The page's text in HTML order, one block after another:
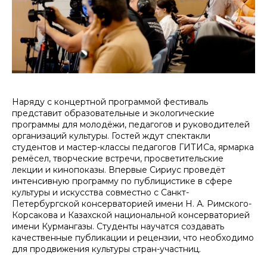
Наряду с концертной программой фестиваль
представит образовательные и экологические
программы для молодёжи, педагогов и руководителей
организаций культуры. Гостей ждут спектакли
студентов и мастер-классы педагогов ГИТИСа, ярмарка
ремёсел, творческие встречи, просветительские
лекции и кинопоказы. Впервые Сириус проведёт
интенсивную программу по публицистике в сфере
культуры и искусства совместно с Санкт-
Петербургской консерваторией имени Н. А. Римского-
Корсакова и Казахской национальной консерваторией
имени Курмангазы. Студенты научатся создавать
качественные публикации и рецензии, что необходимо
для продвижения культуры стран-участниц.